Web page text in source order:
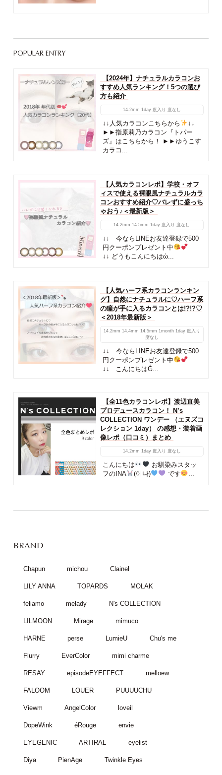
POPULAR ENTRY
【2024年】ナチュラルカラコンお
すすめ人気ランキング！5つの選び
方も紹介
14.2mm 1day 度入り 度なし
↓↓人気カラコンこちらから
↓↓
►►指原莉乃カラコン『トパー
ズ』はこちらから！ ►►ゆうこす
カラコ...
【人気カラコンレポ】学校・オフ
ィスで使える裸眼風ナチュラルカラ
コンおすすめ紹介♡バレずに盛っち
ゃおう♪＜最新版＞
14.2mm 14.5mm 1day 度入り 度なし
↓↓ 今ならLINEお友達登録で500
円クーポンプレゼント中
↓↓ どうもこんにちはὠ...
【人気ハーフ系カラコンランキン
グ】自然にナチュラルに♡ハーフ系
の瞳が手に入るカラコンとは!?!?♡
＜2018年最新版＞
14.2mm 14.4mm 14.5mm 1month 1day 度入り
度なし
↓↓ 今ならLINEお友達登録で500
円クーポンプレゼント中
↓↓ こんにちはǴ...
【全11色カラコンレポ】渡辺直美
プロデュースカラコン！ N’s
COLLECTION ワンデー （エヌズコ
レクション 1day） の感想・装着画
像レポ（口コミ）まとめ
14.2mm 1day 度入り 度なし
こんにちは
お馴染みスタッ
フのINA
(이나) です
BRAND
Chapun michou Clainel
LILY ANNA TOPARDS MOLAK
feliamo melady N's COLLECTION
LILMOON Mirage mimuco
HARNE perse LumieU Chu's me
Flurry EverColor mimi charme
RESAY episodeEYEFFECT melloew
FALOOM LOUER PUUUUCHU
Viewm AngelColor loveil
DopeWink éRouge envie
EYEGENIC ARTIRAL eyelist
Diya PienAge Twinkle Eyes